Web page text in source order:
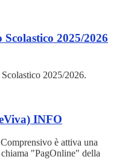
2025/2026
2025/2026.
INFO
è attiva una
"PagOnline" della